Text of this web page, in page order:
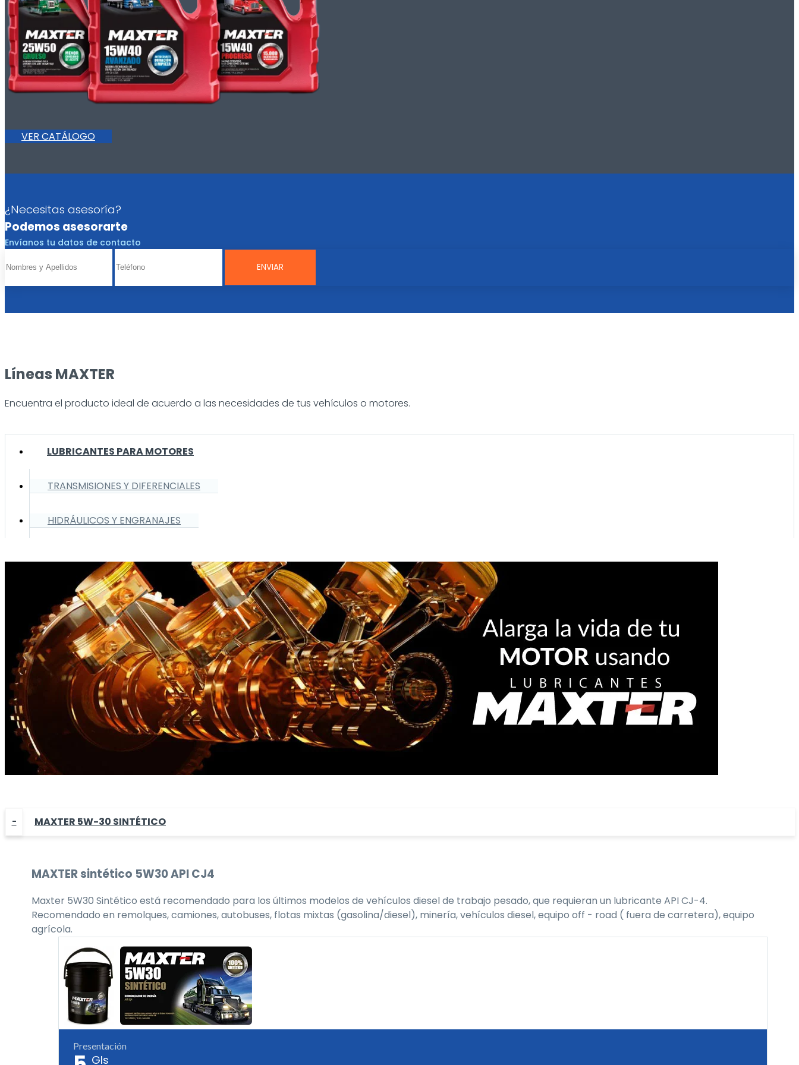
VER CATÁLOGO
¿Necesitas asesoría?
Podemos asesorarte
Envíanos tu datos de contacto
Líneas MAXTER
Encuentra el producto ideal de acuerdo a las necesidades de tus vehículos o motores.
LUBRICANTES PARA MOTORES
TRANSMISIONES Y DIFERENCIALES
HIDRÁULICOS Y ENGRANAJES
MAXTER 5W-30 SINTÉTICO
MAXTERsintético 5W30API CJ4
Maxter 5W30 Sintético está recomendado para los últimos modelos de vehículos diesel de trabajo pesado, que requieran un lubricante API CJ-4.
Recomendado en remolques, camiones, autobuses, flotas mixtas (gasolina/diesel), minería, vehículos diesel, equipo off - road ( fuera de carretera), equipo
agrícola.
Presentación
Gls